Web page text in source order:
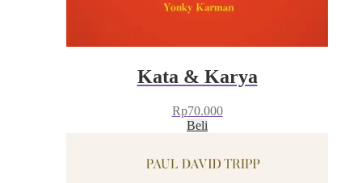
Kata & Karya
Rp70.000
Beli